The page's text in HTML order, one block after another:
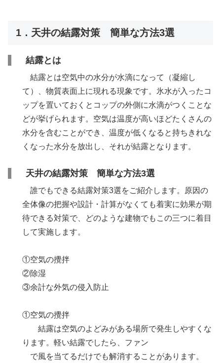
1．天井の結露対策 簡単な方法3選
結露とは
結露とは空気中の水分が水滴になって（凝縮し
て）、物質表面上に現れる現象です。氷水が入ったコ
ップを置いておくとコップの外側に水滴がつくことな
どが挙げられます。空気は温度が高いほどたくさんの
水分を含むことができ、温度が低くなると持ちきれな
くなった水分を放出し、それが結露となります。
天井の結露対策 簡単な方法3選
誰でもできる結露対策3選をご紹介します。原因の
全体像の把握や設計・計算がなくても着実に効果が期
待できる対策で、どのような建物でもこの三つに着目
して実施します。
①空気の攪拌
②除湿
③余計な外気の侵入防止
①空気の攪拌
結露は空気のよどみがある場所で発生しやすくな
ります。軽い結露でしたら、ファン
で風を当てるだけでも解消することがあります。